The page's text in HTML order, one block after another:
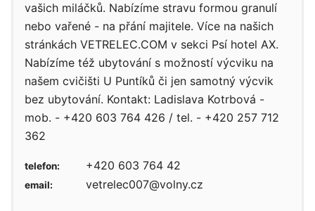
vašich miláčků. Nabízíme stravu formou granulí
nebo vařené - na přání majitele. Více na našich
stránkách VETRELEC.COM v sekci Psí hotel AX.
Nabízíme též ubytování s možností výcviku na
našem cvičišti U Puntíků či jen samotný výcvik
bez ubytování. Kontakt: Ladislava Kotrbová -
mob. - +420 603 764 426 / tel. - +420 257 712
362
telefon: +420 603 764 42
email: vetrelec007@volny.cz